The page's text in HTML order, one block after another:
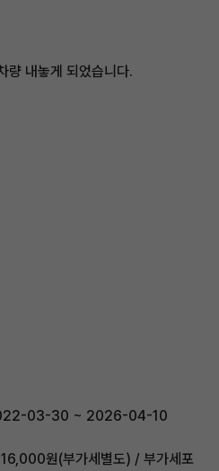
량 내놓게 되었습니다.
03-30 ~ 2026-04-10
원(부가세별도) / 부가세포